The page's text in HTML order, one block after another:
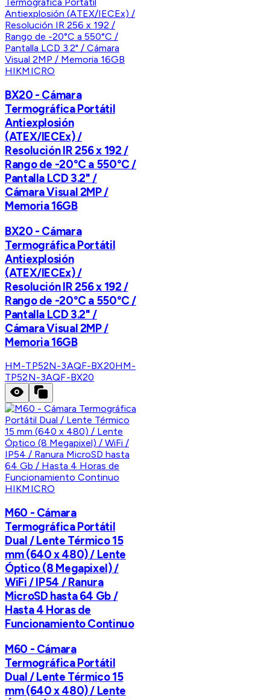
HIKMICRO
BX20 - Cámara
Termográfica Portátil
Antiexplosión
(ATEX/IECEx) /
Resolución IR 256 x 192 /
Rango de -20°C a 550°C /
Pantalla LCD 3.2" /
Cámara Visual 2MP /
Memoria 16GB
BX20 - Cámara
Termográfica Portátil
Antiexplosión
(ATEX/IECEx) /
Resolución IR 256 x 192 /
Rango de -20°C a 550°C /
Pantalla LCD 3.2" /
Cámara Visual 2MP /
Memoria 16GB
HM-TP52N-3AQF-BX20HM-
TP52N-3AQF-BX20
HIKMICRO
M60 - Cámara
Termográfica Portátil
Dual / Lente Térmico 15
mm (640 x 480) / Lente
Óptico (8 Megapixel) /
WiFi / IP54 / Ranura
MicroSD hasta 64 Gb /
Hasta 4 Horas de
Funcionamiento Continuo
M60 - Cámara
Termográfica Portátil
Dual / Lente Térmico 15
mm (640 x 480) / Lente